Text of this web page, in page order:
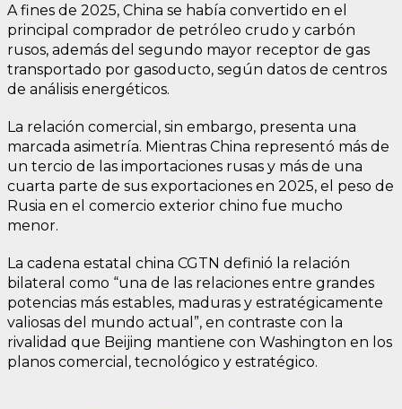
A fines de 2025, China se había convertido en el
principal comprador de petróleo crudo y carbón
rusos, además del segundo mayor receptor de gas
transportado por gasoducto, según datos de centros
de análisis energéticos.
La relación comercial, sin embargo, presenta una
marcada asimetría. Mientras China representó más de
un tercio de las importaciones rusas y más de una
cuarta parte de sus exportaciones en 2025, el peso de
Rusia en el comercio exterior chino fue mucho
menor.
La cadena estatal china CGTN definió la relación
bilateral como “una de las relaciones entre grandes
potencias más estables, maduras y estratégicamente
valiosas del mundo actual”, en contraste con la
rivalidad que Beijing mantiene con Washington en los
planos comercial, tecnológico y estratégico.